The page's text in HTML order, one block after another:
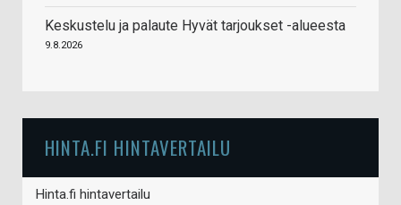
Keskustelu ja palaute Hyvät tarjoukset -alueesta
9.8.2026
HINTA.FI HINTAVERTAILU
Hinta.fi hintavertailu